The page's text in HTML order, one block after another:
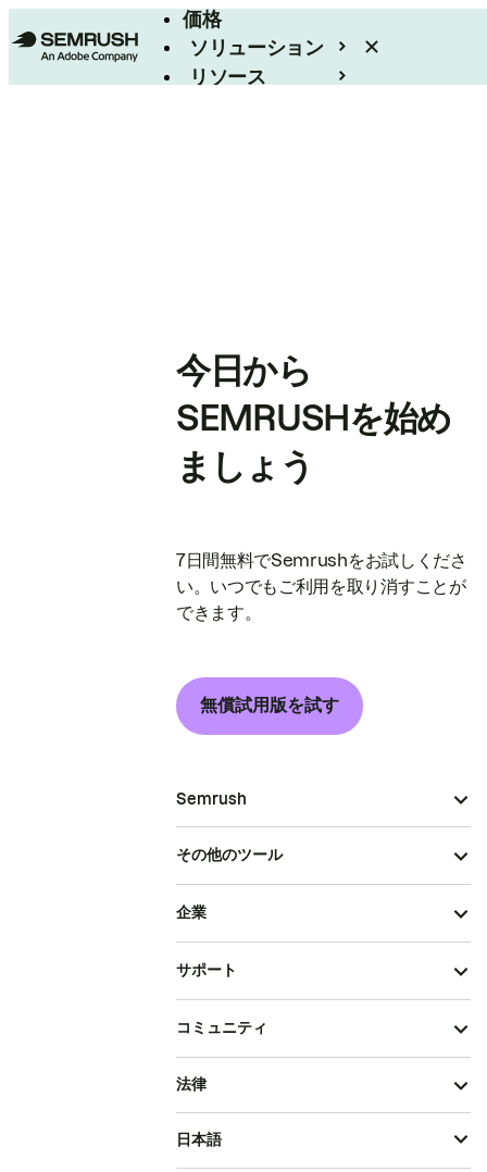
価格
ソリューション
リソース
今日から
SEMRUSHを始め
ましょう
7日間無料でSemrushをお試しくださ
い。いつでもご利用を取り消すことが
できます。
無償試用版を試す
Semrush
その他のツール
企業
サポート
コミュニティ
法律
日本語